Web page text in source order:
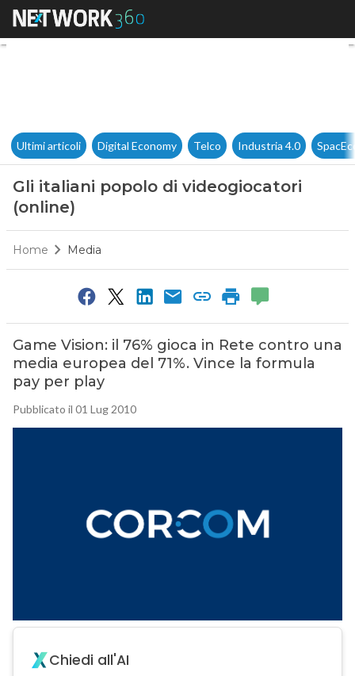
Gli italiani popolo di
Ultimi articoli Digital Economy Telco Industria 4.0
Gli italiani popolo di videogiocatori
(online)
Home Media
Game Vision: il 76% gioca in Rete contro una
media europea del 71%. Vince la formula
pay per play
Pubblicato il 01 Lug 2010
Chiedi all'AI